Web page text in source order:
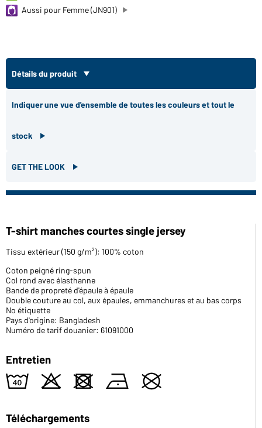
Aussi pour Femme (JN901)
Détails du produit
Indiquer une vue d'ensemble de toutes les couleurs et tout le
stock
GET THE LOOK
T-shirt manches courtes single jersey
Tissu extérieur (150 g/m²): 100% coton
Coton peigné ring-spun
Col rond avec élasthanne
Bande de propreté d'épaule à épaule
Double couture au col, aux épaules, emmanchures et au bas corps
No étiquette
Pays d'origine: Bangladesh
Numéro de tarif douanier: 61091000
Entretien
8 o d n U
Téléchargements